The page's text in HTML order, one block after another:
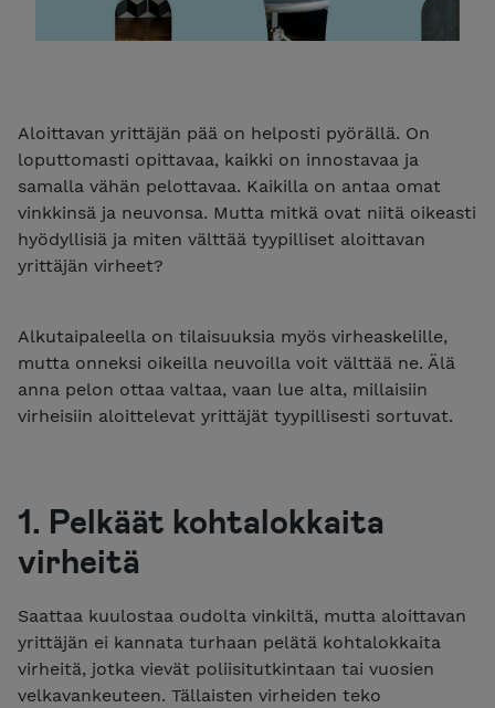
Aloittavan yrittäjän pää on helposti pyörällä. On
loputtomasti opittavaa, kaikki on innostavaa ja
samalla vähän pelottavaa. Kaikilla on antaa omat
vinkkinsä ja neuvonsa. Mutta mitkä ovat niitä oikeasti
hyödyllisiä ja miten välttää tyypilliset aloittavan
yrittäjän virheet?
Alkutaipaleella on tilaisuuksia myös virheaskelille,
mutta onneksi oikeilla neuvoilla voit välttää ne. Älä
anna pelon ottaa valtaa, vaan lue alta, millaisiin
virheisiin aloittelevat yrittäjät tyypillisesti sortuvat.
1. Pelkäät kohtalokkaita
virheitä
Saattaa kuulostaa oudolta vinkiltä, mutta aloittavan
yrittäjän ei kannata turhaan pelätä kohtalokkaita
virheitä, jotka vievät poliisitutkintaan tai vuosien
velkavankeuteen. Tällaisten virheiden teko